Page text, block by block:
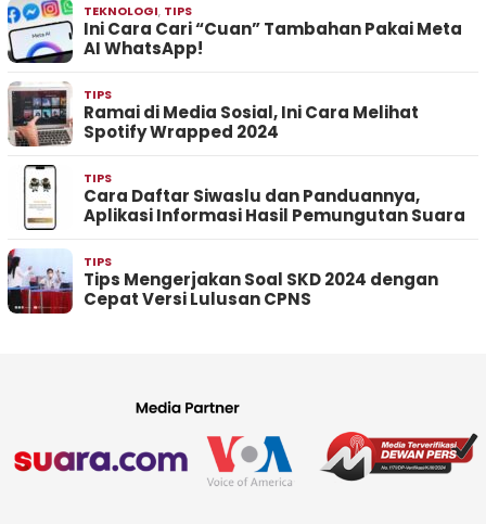
TEKNOLOGI, TIPS
Ini Cara Cari “Cuan” Tambahan Pakai Meta
AI WhatsApp!
TIPS
Ramai di Media Sosial, Ini Cara Melihat
Spotify Wrapped 2024
TIPS
Cara Daftar Siwaslu dan Panduannya,
Aplikasi Informasi Hasil Pemungutan Suara
TIPS
Tips Mengerjakan Soal SKD 2024 dengan
Cepat Versi Lulusan CPNS